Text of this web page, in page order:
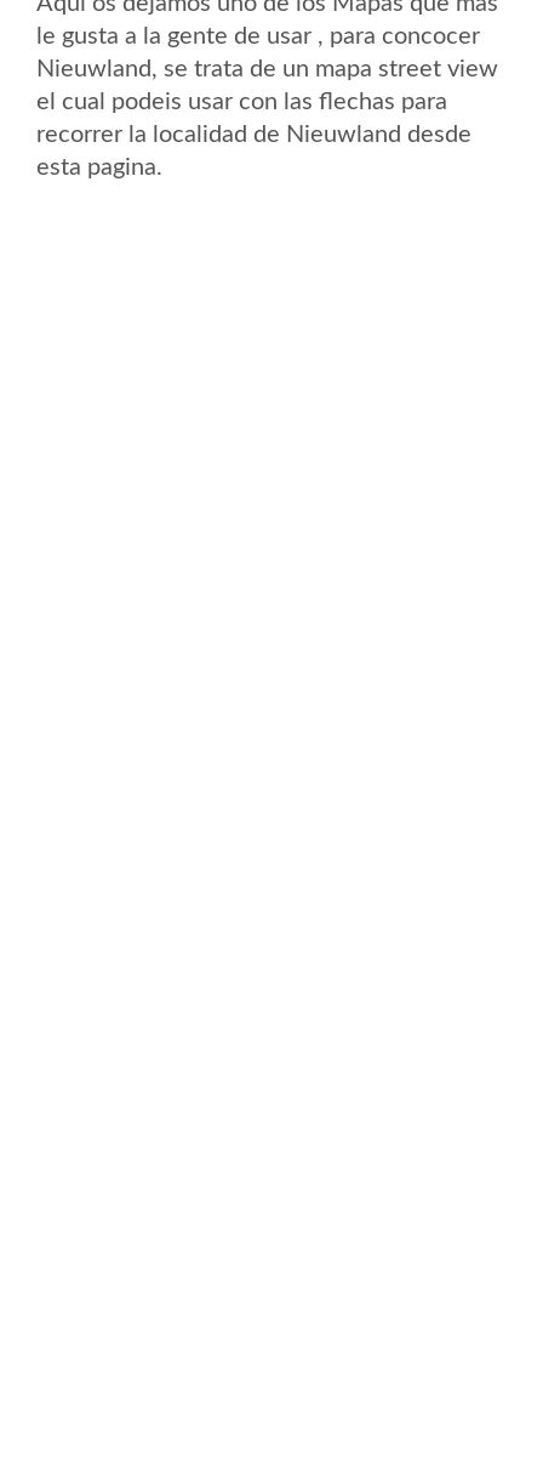
le gusta a la gente de usar , para concocer
Nieuwland, se trata de un mapa street view
el cual podeis usar con las flechas para
recorrer la localidad de Nieuwland desde
esta pagina.